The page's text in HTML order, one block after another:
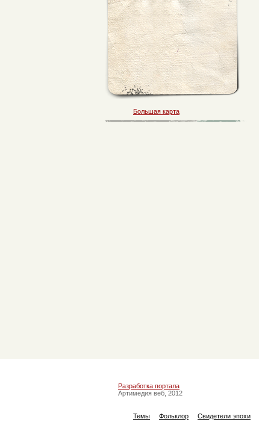
Большая карта
Разработка портала
Артимедия веб, 2012
Темы Фольклор Свидетели эпохи